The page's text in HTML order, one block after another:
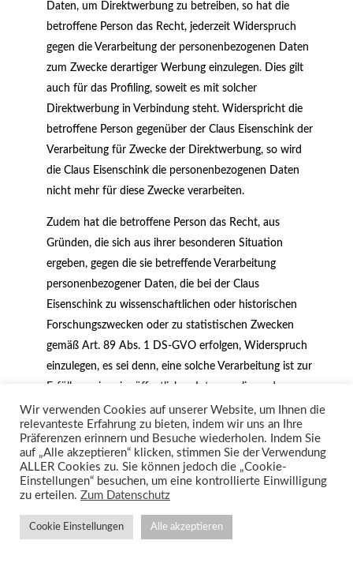
Daten, um Direktwerbung zu betreiben, so hat die
betroffene Person das Recht, jederzeit Widerspruch
gegen die Verarbeitung der personenbezogenen Daten
zum Zwecke derartiger Werbung einzulegen. Dies gilt
auch für das Profiling, soweit es mit solcher
Direktwerbung in Verbindung steht. Widerspricht die
betroffene Person gegenüber der Claus Eisenschink der
Verarbeitung für Zwecke der Direktwerbung, so wird
die Claus Eisenschink die personenbezogenen Daten
nicht mehr für diese Zwecke verarbeiten.
Zudem hat die betroffene Person das Recht, aus
Gründen, die sich aus ihrer besonderen Situation
ergeben, gegen die sie betreffende Verarbeitung
personenbezogener Daten, die bei der Claus
Eisenschink zu wissenschaftlichen oder historischen
Forschungszwecken oder zu statistischen Zwecken
gemäß Art. 89 Abs. 1 DS-GVO erfolgen, Widerspruch
einzulegen, es sei denn, eine solche Verarbeitung ist zur
Erfüllung einer im öffentlichen Interesse liegenden
Aufgabe erforderlich.
Zur Ausübung des Rechts auf Widerspruch kann sich
die betroffene Person direkt jeden Mitarbeiter der Claus
Eisenschink oder einen anderen Mitarbeiter wenden.
Der betroffenen Person steht es ferner frei, im
Zusammenhang mit der Nutzung von Diensten der
Informationsgesellschaft, ungeachtet der Richtlinie
Wir verwenden Cookies auf unserer Website, um Ihnen die
relevanteste Erfahrung zu bieten, indem wir uns an Ihre
Präferenzen erinnern und Besuche wiederholen. Indem Sie
auf „Alle akzeptieren“ klicken, stimmen Sie der Verwendung
ALLER Cookies zu. Sie können jedoch die „Cookie-
Einstellungen“ besuchen, um eine kontrollierte Einwilligung
zu erteilen. Zum Datenschutz
Cookie Einstellungen Alle akzeptieren